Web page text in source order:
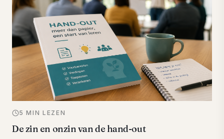
5 MIN LEZEN
De zin en onzin van de hand-out